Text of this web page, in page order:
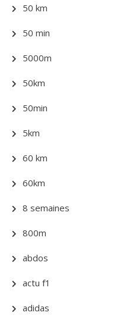
50 km
50 min
5000m
50km
50min
5km
60 km
60km
8 semaines
800m
abdos
actu f1
adidas